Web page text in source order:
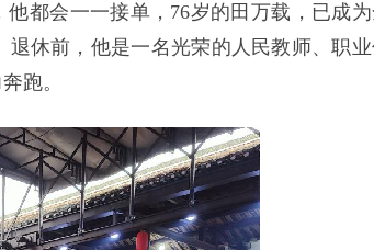
他都会一一接单，76岁的田万载，已成
休前，他是一名光荣的人民教师、职
跑。